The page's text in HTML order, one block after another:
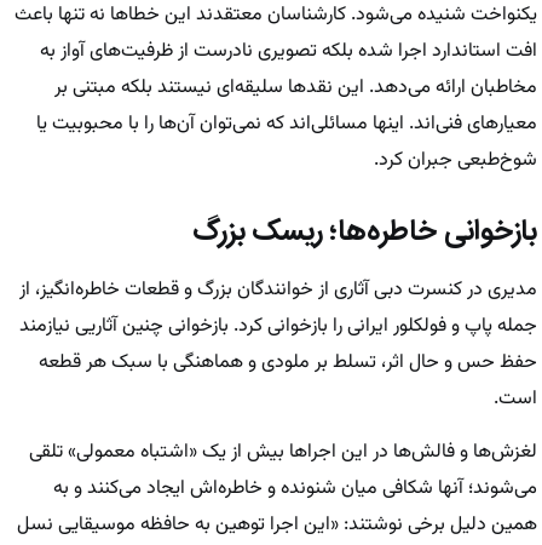
یکنواخت شنیده می‌شود. کارشناسان معتقدند این خطا‌ها نه تنها باعث
افت استاندارد اجرا شده بلکه تصویری نادرست از ظرفیت‌های آواز به
مخاطبان ارائه می‌دهد. این نقد‌ها سلیقه‌ای نیستند بلکه مبتنی بر
معیار‌های فنی‌اند. اینها مسائلی‌اند که نمی‌توان آن‌ها را با محبوبیت یا
شوخ‌طبعی جبران کرد.
بازخوانی خاطره‌ها؛ ریسک بزرگ
مدیری در کنسرت دبی آثاری از خوانندگان بزرگ و قطعات خاطره‌انگیز، از
جمله پاپ و فولکلور ایرانی را بازخوانی کرد. بازخوانی چنین آثاریی نیازمند
حفظ حس و حال اثر، تسلط بر ملودی و هماهنگی با سبک هر قطعه
است.
لغزش‌ها و فالش‌ها در این اجراها بیش از یک «اشتباه معمولی» تلقی
می‌شوند؛ آنها شکافی میان شنونده و خاطره‌اش ایجاد می‌کنند و به
همین دلیل برخی نوشتند: «این اجرا توهین به حافظه موسیقایی نسل